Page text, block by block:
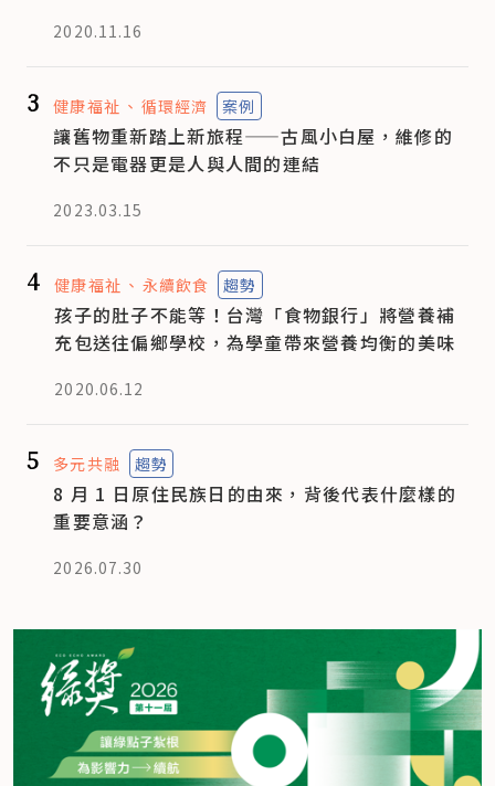
2020.11.16
3 健康福祉 循環經濟 案例
讓舊物重新踏上新旅程——古風小白屋，維修的
不只是電器更是人與人間的連結
2023.03.15
4 健康福祉 永續飲食 趨勢
孩子的肚子不能等！台灣「食物銀行」將營養補
充包送往偏鄉學校，為學童帶來營養均衡的美味
2020.06.12
5 多元共融 趨勢
8 月 1 日原住民族日的由來，背後代表什麼樣的
重要意涵？
2026.07.30